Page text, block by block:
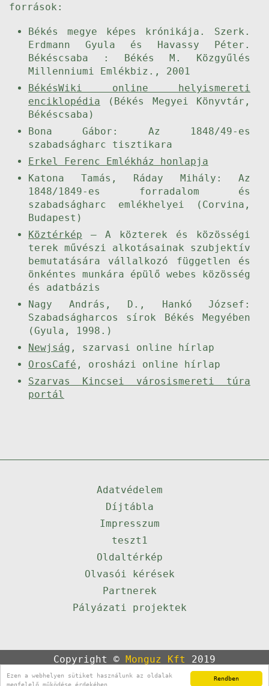
Rendben
Ezen a webhelyen sütiket használunk az oldalak
megfelelő működése érdekében.
források:
Békés megye képes krónikája. Szerk.
Erdmann Gyula és Havassy Péter.
Békéscsaba : Békés M. Közgyűlés
Millenniumi Emlékbiz., 2001
BékésWiki online helyismereti
enciklopédia (Békés Megyei Könyvtár,
Békéscsaba)
Bona Gábor: Az 1848/49-es
szabadságharc tisztikara
Erkel Ferenc Emlékház honlapja
Katona Tamás, Ráday Mihály: Az
1848/1849-es forradalom és
szabadságharc emlékhelyei (Corvina,
Budapest)
Köztérkép – A közterek és közösségi
terek művészi alkotásainak szubjektív
bemutatására vállalkozó független és
önkéntes munkára épülő webes közösség
és adatbázis
Nagy András, D., Hankó József:
Szabadságharcos sírok Békés Megyében
(Gyula, 1998.)
Newjság , szarvasi online hírlap
OrosCafé , orosházi online hírlap
Szarvas Kincsei városismereti túra
portál
Adatvédelem
Díjtábla
Impresszum
teszt1
Oldaltérkép
Olvasói kérések
Partnerek
Pályázati projektek
Copyright © Monguz Kft
2019
Powered by Qulto